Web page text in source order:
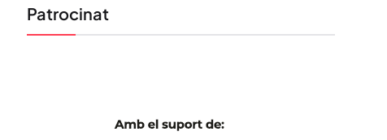
Patrocinat